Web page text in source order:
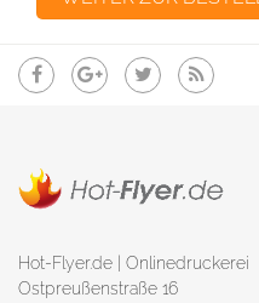
Hot-Flyer.de | Onlinedruckerei
Ostpreußenstraße 16